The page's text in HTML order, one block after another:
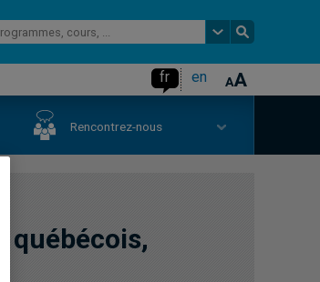
fr en
Rencontrez-nous
québécois,